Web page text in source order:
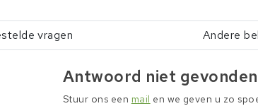
vragen Andere
Antwoord niet
Stuur ons een mail en we geven u zo